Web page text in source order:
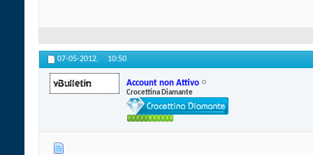
07-05-2012, 10:50
Account non Attivo
Crocettina Diamante